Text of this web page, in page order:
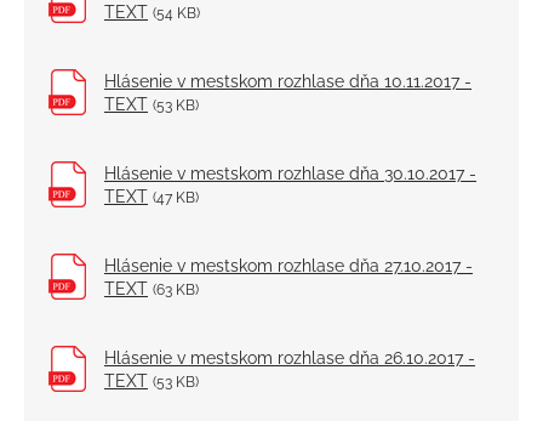
TEXT (54 KB)
Hlásenie v mestskom rozhlase dňa 10.11.2017 -
TEXT (53 KB)
Hlásenie v mestskom rozhlase dňa 30.10.2017 -
TEXT (47 KB)
Hlásenie v mestskom rozhlase dňa 27.10.2017 -
TEXT (63 KB)
Hlásenie v mestskom rozhlase dňa 26.10.2017 -
TEXT (53 KB)